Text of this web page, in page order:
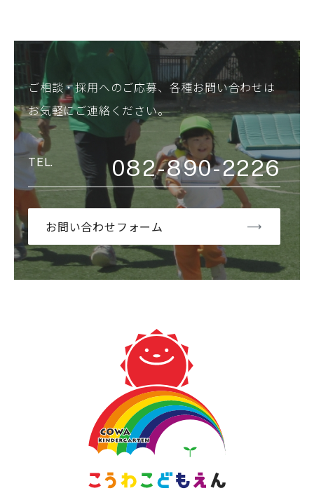
ご相談・採用へのご応募、各種お問い合わせは
お気軽にご連絡ください。
082-890-2226
お問い合わせフォーム